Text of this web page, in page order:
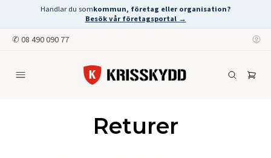
Handlar du somkommun, företag eller organisation?
Besök vår företagsportal →
✆ 08 490 090 77
Returer